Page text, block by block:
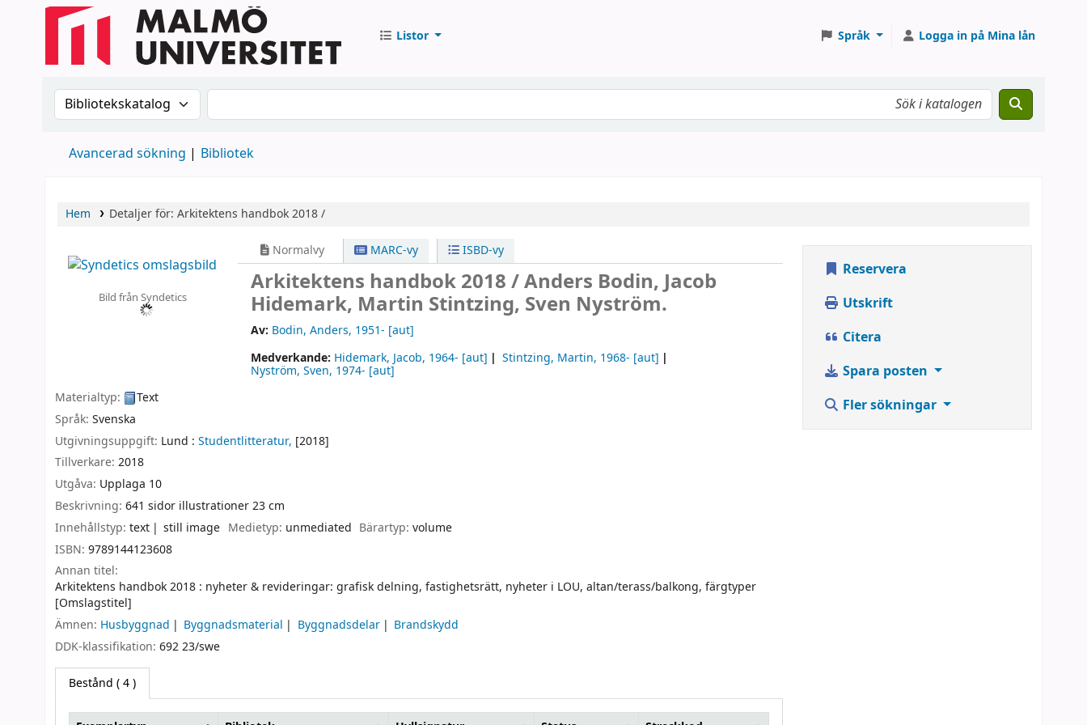
Listor Språk Logga in på Mina lån
Sök i katalogen efter:Sök i katalogen
Avancerad sökning Bibliotek
Hem Detaljer för: Arkitektens handbok 2018 /
Bild från Syndetics
Normalvy MARC-vy ISBD-vy
Arkitektens handbok 2018 /Anders Bodin, Jacob
Hidemark, Martin Stintzing, Sven Nyström.
Av: Bodin, Anders, 1951- [aut]
Medverkande: Hidemark, Jacob, 1964- [aut] Stintzing, Martin, 1968- [aut]
Nyström, Sven, 1974- [aut]
Materialtyp:
Text
Språk: Svenska
Utgivningsuppgift: Lund : Studentlitteratur, [2018]
Tillverkare: 2018
Utgåva: Upplaga 10
Beskrivning: 641 sidor illustrationer 23 cm
Innehållstyp: text still image Medietyp: unmediated Bärartyp:volume
ISBN: 9789144123608
Annan titel:
Arkitektens handbok 2018 : nyheter & revideringar: grafisk delning, fastighetsrätt, nyheter i LOU, altan/terass/balkong, färgtyper
[Omslagstitel]
Ämnen: Husbyggnad Byggnadsmaterial Byggnadsdelar
Brandskydd
DDK-klassifikation: 692 23/swe
Bestånd ( 4 )
Reservera
Utskrift
Citera
Spara posten
Fler sökningar